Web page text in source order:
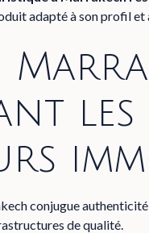
adapté à son profil et
les
conjugue
de qualité.